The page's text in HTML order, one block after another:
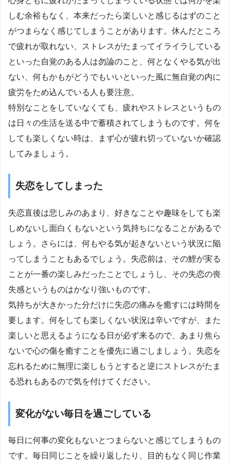
しむ余裕もなく、本来だったら楽しいと感じるはずのこと
がつまらなく感じてしまうことがあります。休んだところ
で疲れが取れない、ストレスがたまってイライラしている
といった自覚のある人は勿論のこと、何となくやる気が出
ない、何もかもがどうでもいいといった風に無自覚の内に
疲労をため込んでいる人も要注意。
特別なことをしていなくても、疲れやストレスというもの
は日々の生活を送る中で蓄積されてしまうものです。何を
しても楽しくない時は、まず心が疲れ切っていないか確認
してみましょう。
失恋をしてしまった
失恋直後は悲しみのあまり、好きなことや趣味をしても楽
しめないし面白くもないという気持ちになることがあるで
しょう。さらには、何もやる気が起きないという状況に陥
ってしまうこともあるでしょう。失恋前は、その鯉が実る
ことが一番の楽しみだったことでしょうし、その失恋の喪
失感というものはかなり強いものです。
気持ちが大きかった分だけに失恋の痛みを癒すには時間を
要します。何をしても楽しくない状況は辛いですが、また
楽しいと思えるようになる日が必ず来るので、あまり焦ら
ないで心の傷を癒すことを優先に過ごしましょう。失恋を
忘れるために無理に楽しもうとすると逆にストレスがたま
る恐れもあるので気を付けてください。
変化がない毎日を過ごしている
毎日に何事の変化もないとつまらないと感じてしまうもの
です。毎日同じことを繰り返したり、目的もなく同じ作業